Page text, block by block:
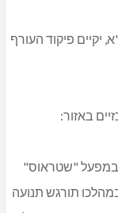
בטבת תשע"א, יקיים פיקוד העורף
באזור:
במפעל "שטראוס"
תורגש תנועה